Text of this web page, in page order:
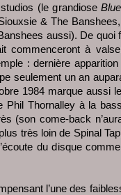
(le grandiose
& The
aussi). De quoi
commenceront à
: dernière apparition
seulement un an
1984 marque aussi
Phil Thornalley à la
(son come-back
très loin de Spinal
du disque
l’une des